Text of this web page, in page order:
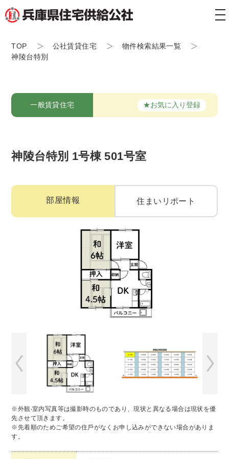
TOP 公社賃貸住宅
物件検索結果一覧
神陵台特別
一般賃貸住宅 ★お気に入り登録
神陵台特別 1号棟 501号室
部屋情報 住まいリポート
※外観‧室内写真等は撮影時のものであり、現状と異なる場合は現状を優
先させて頂きます。
※先着順のためご希望の住⼾がなくお申し込みができない場合がありま
す。